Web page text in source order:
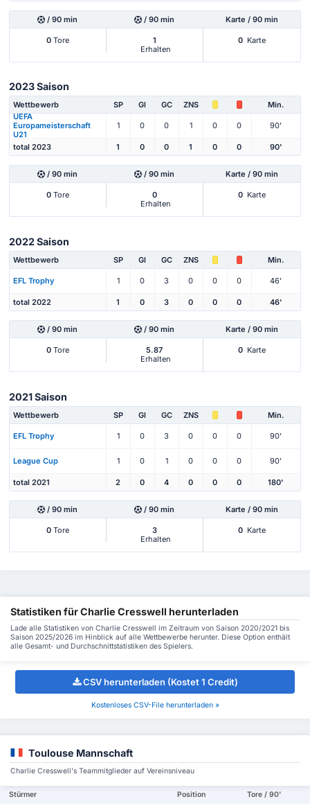
/ 90 min / 90 min Karte / 90 min
0Tore
1
Erhalten
0 Karte
2023 Saison
Wettbewerb SP Gl GC ZNS
Min.
UEFA
Europameisterschaft
U21
1 0 0 1 0 0 90'
total 2023 1 0 0 1 0 0 90'
/ 90 min / 90 min Karte / 90 min
0Tore
0
Erhalten
0 Karte
2022 Saison
Wettbewerb SP Gl GC ZNS Min.
EFL Trophy 1 0 3 0 0 0 46'
total 2022 1 0 3 0 0 0 46'
/ 90 min / 90 min Karte / 90 min
0Tore
5.87
Erhalten
0 Karte
2021 Saison
Wettbewerb SP Gl GC ZNS Min.
EFL Trophy 1 0 3 0 0 0 90'
League Cup 1 0 1 0 0 0 90'
total 2021 2 0 4 0 0 0 180'
/ 90 min / 90 min Karte / 90 min
0Tore
3
Erhalten
0 Karte
Statistiken für Charlie Cresswell herunterladen
Lade alle Statistiken von Charlie Cresswell im Zeitraum von Saison 2020/2021 bis
Saison 2025/2026 im Hinblick auf alle Wettbewerbe herunter. Diese Option enthält
alle Gesamt- und Durchschnittstatistiken des Spielers.
CSV herunterladen (Kostet 1 Credit)
Kostenloses CSV-File herunterladen »
Toulouse Mannschaft
Charlie Cresswell's Teammitglieder auf Vereinsniveau
Stürmer Position Tore / 90'